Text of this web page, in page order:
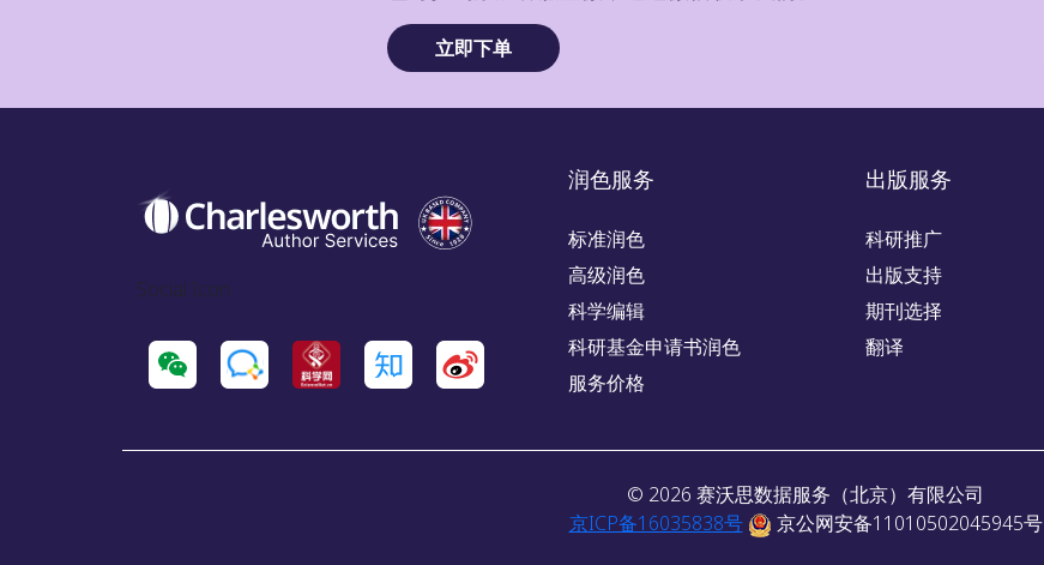
立即下单
Social Icon
润色服务
标准润色
高级润色
科学编辑
科研基金申请书润色
服务价格
出版服务
科研推广
出版支持
期刊选择
翻译
© 2026 赛沃思数据服务（北京）有限公司
京ICP备16035838号
京公网安备11010502045945号